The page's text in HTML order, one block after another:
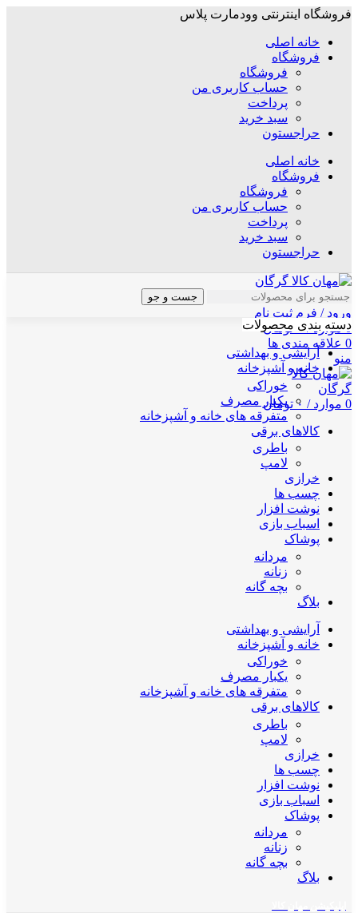
فروشگاه اینترنتی وودمارت پلاس
خانه اصلی
فروشگاه
فروشگاه
حساب کاربری من
پرداخت
سبد خرید
حراجستون
خانه اصلی
فروشگاه
فروشگاه
حساب کاربری من
پرداخت
سبد خرید
حراجستون
جست و جو
ورود / فرم ثبت نام
0 موارد / ۰ تومان
0 علاقه مندی ها
منو
0 موارد / ۰ تومان
دسته بندی محصولات
آرایشی و بهداشتی
خانه و آشپزخانه
خوراکی
یکبار مصرف
متفرقه های خانه و آشپزخانه
کالاهای برقی
باطری
لامپ
خرازی
چسب ها
نوشت افزار
اسباب بازی
پوشاک
مردانه
زنانه
بچه گانه
بلاگ
آرایشی و بهداشتی
خانه و آشپزخانه
خوراکی
یکبار مصرف
متفرقه های خانه و آشپزخانه
کالاهای برقی
باطری
لامپ
خرازی
چسب ها
نوشت افزار
اسباب بازی
پوشاک
مردانه
زنانه
بچه گانه
بلاگ